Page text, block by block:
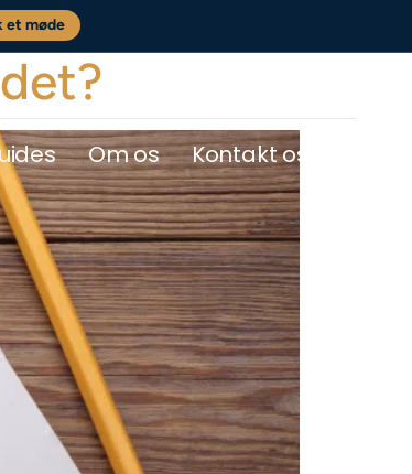
et møde
Om os Kontakt os